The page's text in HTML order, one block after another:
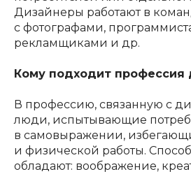
Дизайнеры работают в
с фотографами,
рекламщиками и др.
Кому подходит профессия
В профессию, связанную с
люди, испытывающие
в самовыражении,
и физической работы.
обладают: воображение,